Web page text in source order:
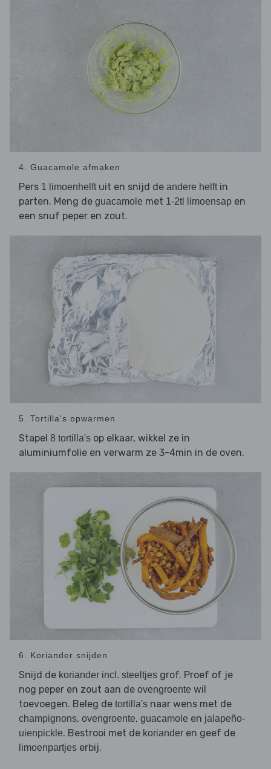
4. Guacamole afmaken
Pers 1 limoenhelft uit en snijd de andere helft in
parten. Meng de guacamole met 1-2tl limoensap en
een snuf peper en zout.
5. Tortilla's opwarmen
Stapel 8 tortilla's op elkaar, wikkel ze in
aluminiumfolie en verwarm ze 3-4min in de oven.
6. Koriander snijden
Snijd de koriander incl. steeltjes grof. Proef of je
nog peper en zout aan de ovengroente wil
toevoegen. Beleg de tortilla's naar wens met de
champignons, ovengroente, guacamole en jalapeño-
uienpickle. Bestrooi met de koriander en geef de
limoenpartjes erbij.